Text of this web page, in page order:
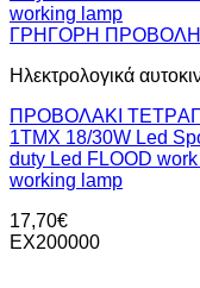
ΓΡΗΓΟΡΗ ΠΡΟΒΟΛΗ
Ηλεκτρολογικά
ΠΡΟΒΟΛΑΚΙ
1TMX 18/30W Led
duty Led FLOOD
working lamp
17,70€
ΕΧ200000